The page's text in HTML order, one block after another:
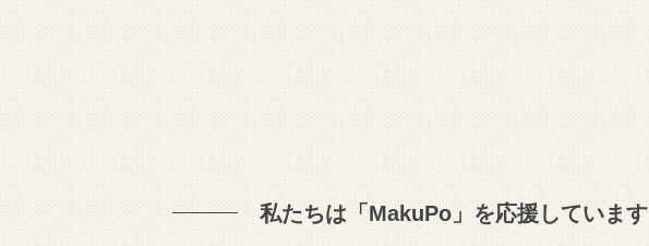
私たちは「MakuPo」を応援しています